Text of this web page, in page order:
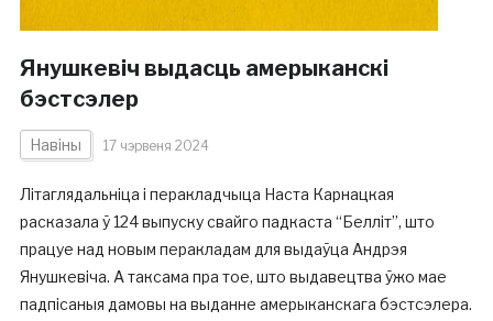
Янушкевіч выдасць амерыканскі
бэстсэлер
Навіны 17 чэрвеня 2024
Літаглядальніца і перакладчыца Наста Карнацкая
расказала ў 124 выпуску свайго падкаста “Белліт”, што
працуе над новым перакладам для выдаўца Андрэя
Янушкевіча. А таксама пра тое, што выдавецтва ўжо мае
падпісаныя дамовы на выданне амерыканскага бэстсэлера.